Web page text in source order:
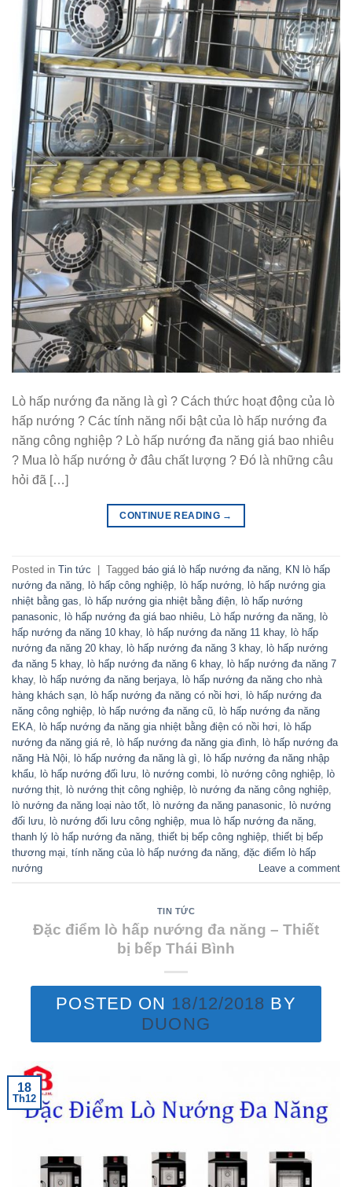
Lò hấp nướng đa năng là gì ? Cách thức hoạt động của lò
hấp nướng ? Các tính năng nổi bật của lò hấp nướng đa
năng công nghiệp ? Lò hấp nướng đa năng giá bao nhiêu
? Mua lò hấp nướng ở đâu chất lượng ? Đó là những câu
hỏi đã […]
CONTINUE READING →
Posted in Tin tức | Tagged báo giá lò hấp nướng đa năng KN lò hấp
nướng đa năng lò hấp công nghiệp lò hấp nướng lò hấp nướng gia
nhiệt bằng gas lò hấp nướng gia nhiệt bằng điện lò hấp nướng
panasonic lò hấp nướng đa giá bao nhiêu Lò hấp nướng đa năng lò
hấp nướng đa năng 10 khay, lò hấp nướng đa năng 11 khay, lò hấp
nướng đa năng 20 khay, lò hấp nướng đa năng 3 khay, lò hấp nướng
đa năng 5 khay, lò hấp nướng đa năng 6 khay, lò hấp nướng đa năng 7
khay, lò hấp nướng đa năng berjaya lò hấp nướng đa năng cho nhà
hàng khách sạn lò hấp nướng đa năng có nồi hơi lò hấp nướng đa
năng công nghiệp lò hấp nướng đa năng cũ lò hấp nướng đa năng
EKA lò hấp nướng đa năng gia nhiệt bằng điện có nồi hơi lò hấp
nướng đa năng giá rẻ lò hấp nướng đa năng gia đình lò hấp nướng đa
năng Hà Nội lò hấp nướng đa năng là gì lò hấp nướng đa năng nhập
khẩu lò hấp nướng đối lưu lò nướng combi lò nướng công nghiệp lò
nướng thịt lò nướng thịt công nghiệp lò nướng đa năng công nghiệp
lò nướng đa năng loại nào tốt lò nướng đa năng panasonic lò nướng
đối lưu lò nướng đối lưu công nghiệp mua lò hấp nướng đa năng
thanh lý lò hấp nướng đa năng thiết bị bếp công nghiệp thiết bị bếp
thương mại tính năng của lò hấp nướng đa năng đặc điểm lò hấp
nướng
Leave a comment
TIN TỨC
Đặc điểm lò hấp nướng đa năng – Thiết
bị bếp Thái Bình
POSTED ON 18/12/2018 BY
DUONG
18
Th12